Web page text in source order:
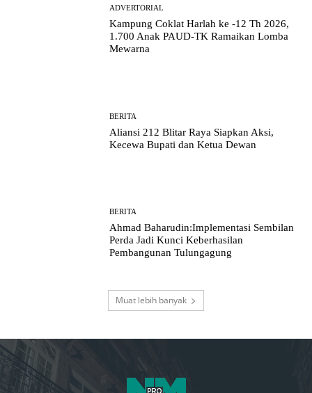
ADVERTORIAL
Kampung Coklat Harlah ke -12 Th 2026,
1.700 Anak PAUD-TK Ramaikan Lomba
Mewarna
BERITA
Aliansi 212 Blitar Raya Siapkan Aksi,
Kecewa Bupati dan Ketua Dewan
BERITA
Ahmad Baharudin:Implementasi Sembilan
Perda Jadi Kunci Keberhasilan
Pembangunan Tulungagung
Muat lebih banyak